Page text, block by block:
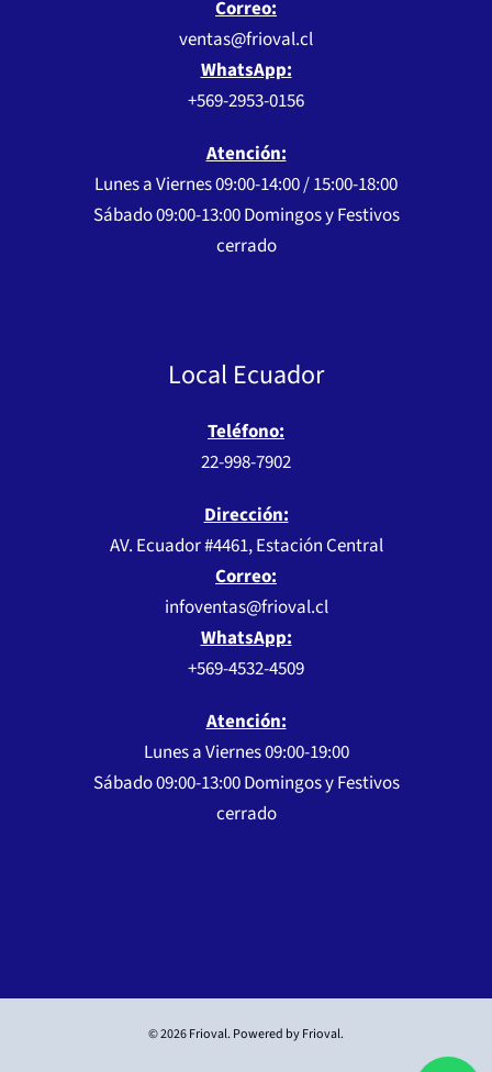
Correo:
ventas@frioval.cl
WhatsApp:
+569-2953-0156
Atención:
Lunes a Viernes 09:00-14:00 / 15:00-18:00
Sábado 09:00-13:00 Domingos y Festivos
cerrado
Local Ecuador
Teléfono:
22-998-7902
Dirección:
AV. Ecuador #4461, Estación Central
Correo:
infoventas@frioval.cl
WhatsApp:
+569-4532-4509
Atención:
Lunes a Viernes 09:00-19:00
Sábado 09:00-13:00 Domingos y Festivos
cerrado
© 2026 Frioval. Powered by Frioval.